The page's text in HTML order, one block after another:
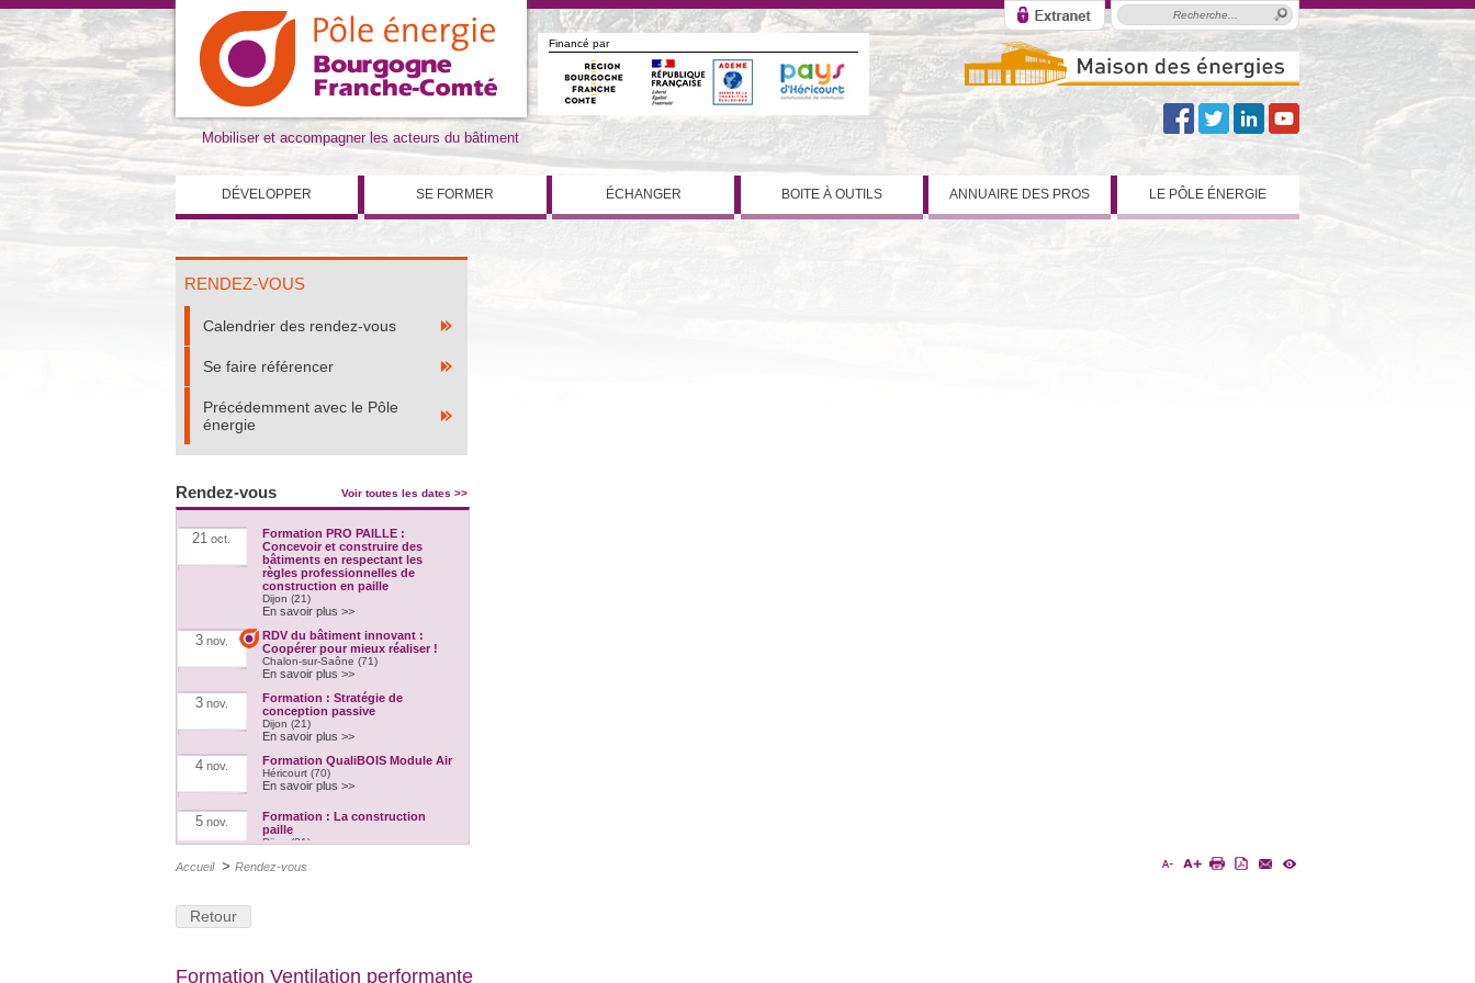
Mobiliser et accompagner les acteurs du bâtiment
Financé par
DÉVELOPPER SE FORMER ÉCHANGER BOITE À OUTILS ANNUAIRE DES PROS LE PÔLE ÉNERGIE
RENDEZ-VOUS
Calendrier des rendez-vous
Se faire référencer
Précédemment avec le Pôle
énergie
Rendez-vous Voir toutes les dates >>
21 oct.
Formation PRO PAILLE :
Concevoir et construire des
bâtiments en respectant les
règles professionnelles de
construction en paille
Dijon (21)
En savoir plus >>
3 nov.
RDV du bâtiment innovant :
Coopérer pour mieux réaliser !
Chalon-sur-Saône (71)
En savoir plus >>
3 nov.
Formation : Stratégie de
conception passive
Dijon (21)
En savoir plus >>
4 nov. Formation QualiBOIS Module Air
Héricourt (70)
En savoir plus >>
5 nov.
Formation : La construction
paille
Dijon (21)
12 nov.
L'Atelier Pratique des Savoirs -
Accueil > Rendez-vous
Retour
Formation Ventilation performante